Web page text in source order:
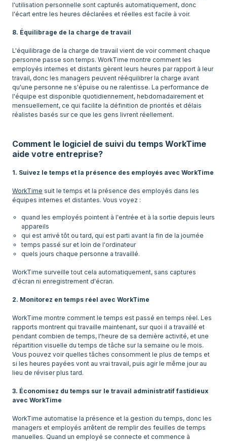
l'utilisation personnelle sont capturés automatiquement, donc
l'écart entre les heures déclarées et réelles est facile à voir.
8. Équilibrage de la charge de travail
L'équilibrage de la charge de travail vient de voir comment chaque
personne passe son temps. WorkTime montre comment les
employés internes et distants gèrent leurs heures par rapport à leur
travail, donc les managers peuvent rééquilibrer la charge avant
qu'une personne ne s'épuise ou ne ralentisse. La performance de
l'équipe est disponible quotidiennement, hebdomadairement et
mensuellement, ce qui facilite la définition de priorités et délais
réalistes basés sur ce que les gens livrent réellement.
Comment le logiciel de suivi du temps WorkTime
aide votre entreprise?
1. Suivez le temps et la présence des employés avec WorkTime
WorkTime suit le temps et la présence des employés dans les
quand les employés pointent à l'entrée et à la sortie depuis leurs
appareils
qui est arrivé tôt ou tard, qui est parti avant la fin de la journée
temps passé sur et loin de l'ordinateur
quels jours chaque personne a travaillé.
WorkTime surveille tout cela automatiquement, sans captures
d'écran ni enregistrement d'écran.
2. Monitorez en temps réel avec WorkTime
WorkTime montre comment le temps est passé en temps réel. Les
rapports montrent qui travaille maintenant, sur quoi il a travaillé et
pendant combien de temps, l'heure de sa dernière activité, et une
répartition visuelle du temps de tâche sur la semaine ou le mois.
Vous pouvez voir quelles tâches consomment le plus de temps et
si les heures payées vont au vrai travail, puis agir le même jour au
lieu de réviser plus tard.
3. Économisez du temps sur le travail administratif fastidieux
avec WorkTime
WorkTime automatise la présence et la gestion du temps, donc les
managers et employés arrêtent de remplir des feuilles de temps
manuelles. Quand un employé se connecte et commence à